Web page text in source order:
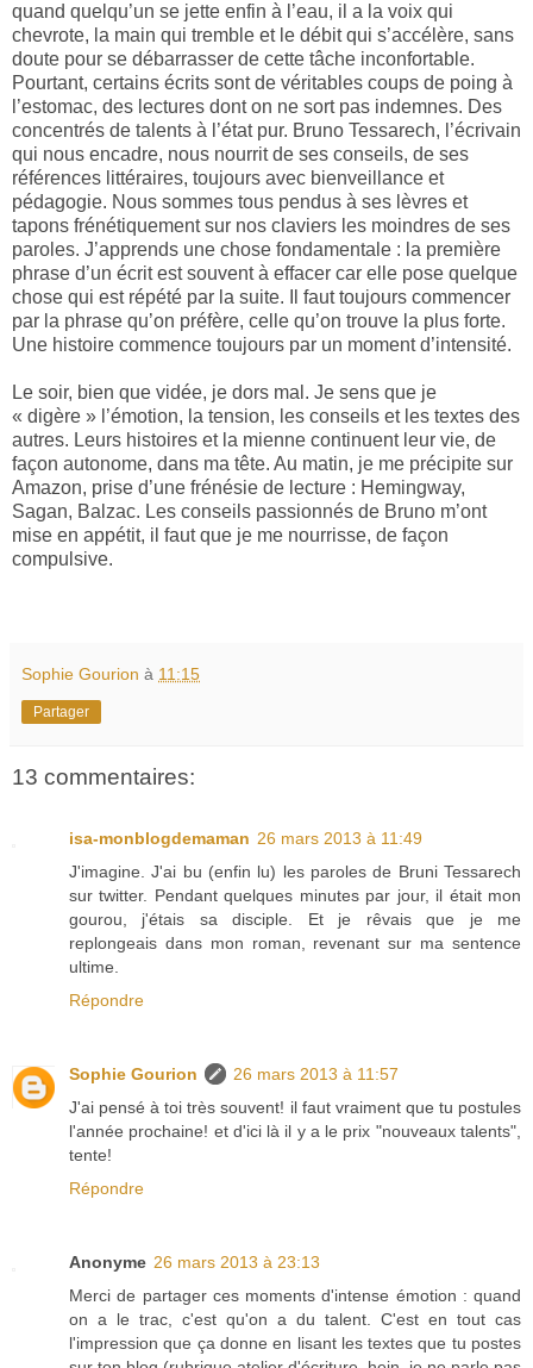
quand quelqu’un se jette enfin à l’eau, il a la voix qui
chevrote, la main qui tremble et le débit qui s’accélère, sans
doute pour se débarrasser de cette tâche inconfortable.
Pourtant, certains écrits sont de véritables coups de poing à
l’estomac, des lectures dont on ne sort pas indemnes. Des
concentrés de talents à l’état pur. Bruno Tessarech, l’écrivain
qui nous encadre, nous nourrit de ses conseils, de ses
références littéraires, toujours avec bienveillance et
pédagogie. Nous sommes tous pendus à ses lèvres et
tapons frénétiquement sur nos claviers les moindres de ses
paroles. J’apprends une chose fondamentale : la première
phrase d’un écrit est souvent à effacer car elle pose quelque
chose qui est répété par la suite. Il faut toujours commencer
par la phrase qu’on préfère, celle qu’on trouve la plus forte.
Une histoire commence toujours par un moment d’intensité.
Le soir, bien que vidée, je dors mal. Je sens que je
« digère » l’émotion, la tension, les conseils et les textes des
autres. Leurs histoires et la mienne continuent leur vie, de
façon autonome, dans ma tête. Au matin, je me précipite sur
Amazon, prise d’une frénésie de lecture : Hemingway,
Sagan, Balzac. Les conseils passionnés de Bruno m’ont
mise en appétit, il faut que je me nourrisse, de façon
compulsive.
Sophie Gourion à 11:15
Partager
13 commentaires:
isa-monblogdemaman 26 mars 2013 à 11:49
J'imagine. J'ai bu (enfin lu) les paroles de Bruni Tessarech
sur twitter. Pendant quelques minutes par jour, il était mon
gourou, j'étais sa disciple. Et je rêvais que je me
replongeais dans mon roman, revenant sur ma sentence
ultime.
Répondre
Sophie Gourion
26 mars 2013 à 11:57
J'ai pensé à toi très souvent! il faut vraiment que tu postules
l'année prochaine! et d'ici là il y a le prix "nouveaux talents",
tente!
Répondre
Anonyme 26 mars 2013 à 23:13
Merci de partager ces moments d'intense émotion : quand
on a le trac, c'est qu'on a du talent. C'est en tout cas
l'impression que ça donne en lisant les textes que tu postes